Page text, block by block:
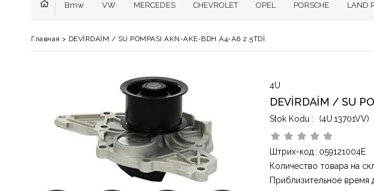
Bmw VW MERCEDES CHEVROLET OPEL PORSCHE LAND
Главная > DEVİRDAİM / SU POMPASI AKN-AKE-BDH A4-A6 2.5TDİ
4U
DEVİRDAİM / SU
(4U.13701VV)
Штрих-код : 059121004E
Количество товара на
Приблизительное время